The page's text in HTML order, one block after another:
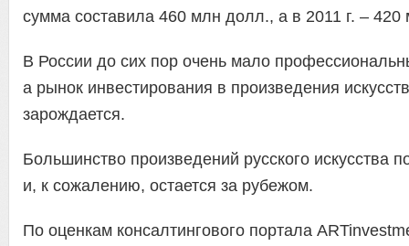
сумма составила 460 млн долл., а в 2011 г. –
В России до сих пор очень мало
а рынок инвестирования в произведения
зарождается.
Большинство произведений русского искусства
и, к сожалению, остается за рубежом.
По оценкам консалтингового портала